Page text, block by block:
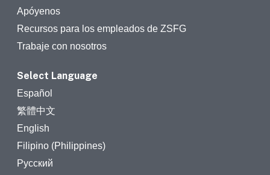
Apóyenos
Recursos para los empleados de ZSFG
Trabaje con nosotros
Select Language
Español
繁體中文
English
Filipino (Philippines)
Русский